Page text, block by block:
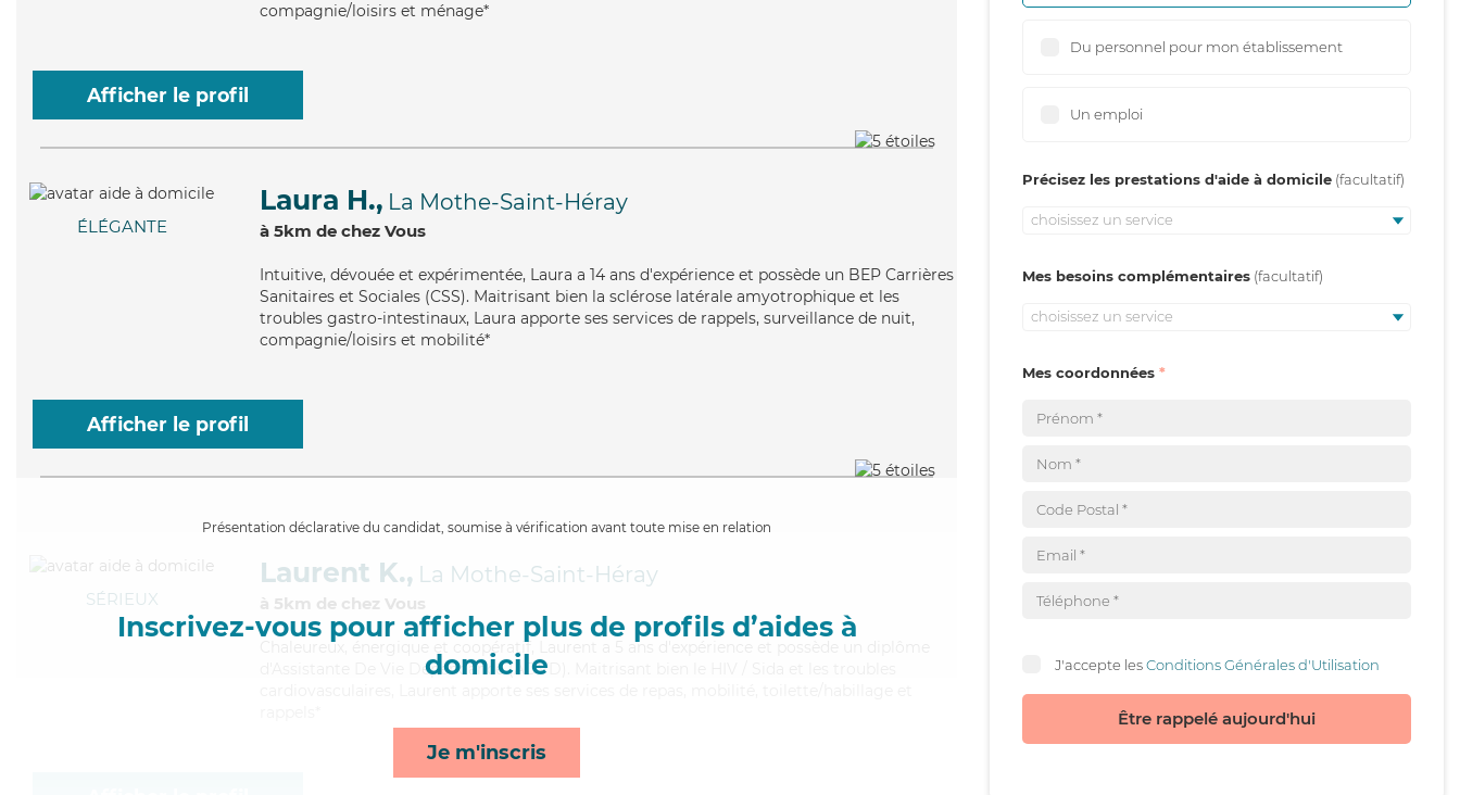
compagnie/loisirs et ménage*
Afficher le profil
ÉLÉGANTE
Laura H., La Mothe-Saint-Héray
à 5km de chez Vous
Intuitive, dévouée et expérimentée, Laura a 14 ans d'expérience et possède un BEP Carrières
Sanitaires et Sociales (CSS). Maitrisant bien la sclérose latérale amyotrophique et les
troubles gastro-intestinaux, Laura apporte ses services de rappels, surveillance de nuit,
compagnie/loisirs et mobilité*
Afficher le profil
Présentation déclarative du candidat, soumise à vérification avant toute mise en relation
Inscrivez-vous pour afficher plus de profils d’aides à
domicile
Je m'inscris
SÉRIEUX
Laurent K., La Mothe-Saint-Héray
à 5km de chez Vous
Chaleureux
, énergique et coopératif, Laurent a 5 ans d'expérience et possède un diplôme
d'Assistante De Vie Dépendance (ADVD). Maitrisant bien le HIV / Sida et les troubles
Du personnel pour mon établissement
Un emploi
Précisez les prestations d'aide à domicile
choisissez un service
Mes besoins complémentaires
choisissez un service
Mes coordonnées
J'accepte lesConditions Générales d'Utilisation
Être rappelé aujourd'hui